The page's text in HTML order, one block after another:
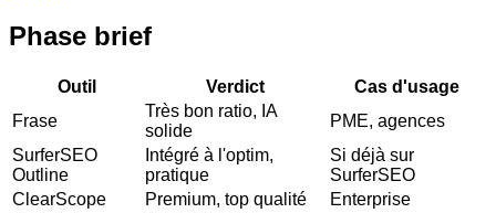
Phase brief
Outil Verdict
Cas d'usage
Frase
Très bon ratio, IA
solide
PME, agences
SurferSEO
Outline
Intégré à l'optim,
pratique
Si déjà sur
SurferSEO
ClearScope
Premium, top qualité
Enterprise